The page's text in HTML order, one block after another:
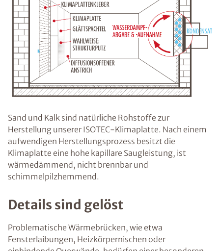
Sand und Kalk sind natürliche Rohstoffe zur
Herstellung unserer ISOTEC-Klimaplatte. Nach einem
aufwendigen Herstellungsprozess besitzt die
Klimaplatte eine hohe kapillare Saugleistung, ist
wärmedämmend, nicht brennbar und
schimmelpilzhemmend.
Details sind gelöst
Problematische Wärmebrücken, wie etwa
Fensterlaibungen, Heizkörpernischen oder